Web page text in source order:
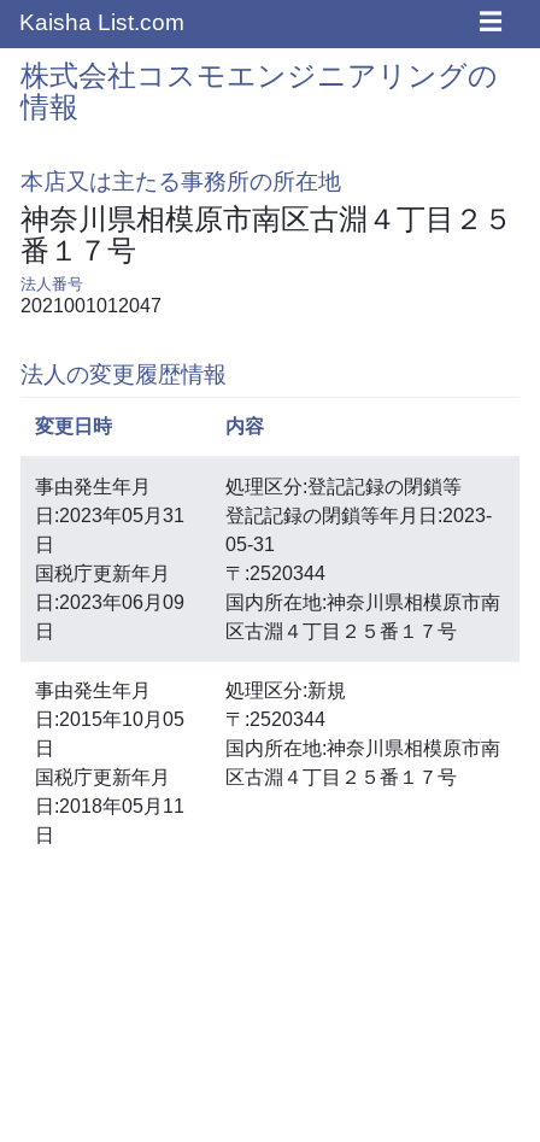
Kaisha List.com ☰
株式会社コスモエンジニアリングの
情報
本店又は主たる事務所の所在地
神奈川県相模原市南区古淵４丁目２５
番１７号
法人番号
2021001012047
法人の変更履歴情報
変更日時 内容
事由発生年月
日:2023年05月31
日
国税庁更新年月
日:2023年06月09
日
処理区分:登記記録の閉鎖等
登記記録の閉鎖等年月日:2023-
05-31
〒:2520344
国内所在地:神奈川県相模原市南
区古淵４丁目２５番１７号
事由発生年月
日:2015年10月05
日
国税庁更新年月
日:2018年05月11
日
処理区分:新規
〒:2520344
国内所在地:神奈川県相模原市南
区古淵４丁目２５番１７号